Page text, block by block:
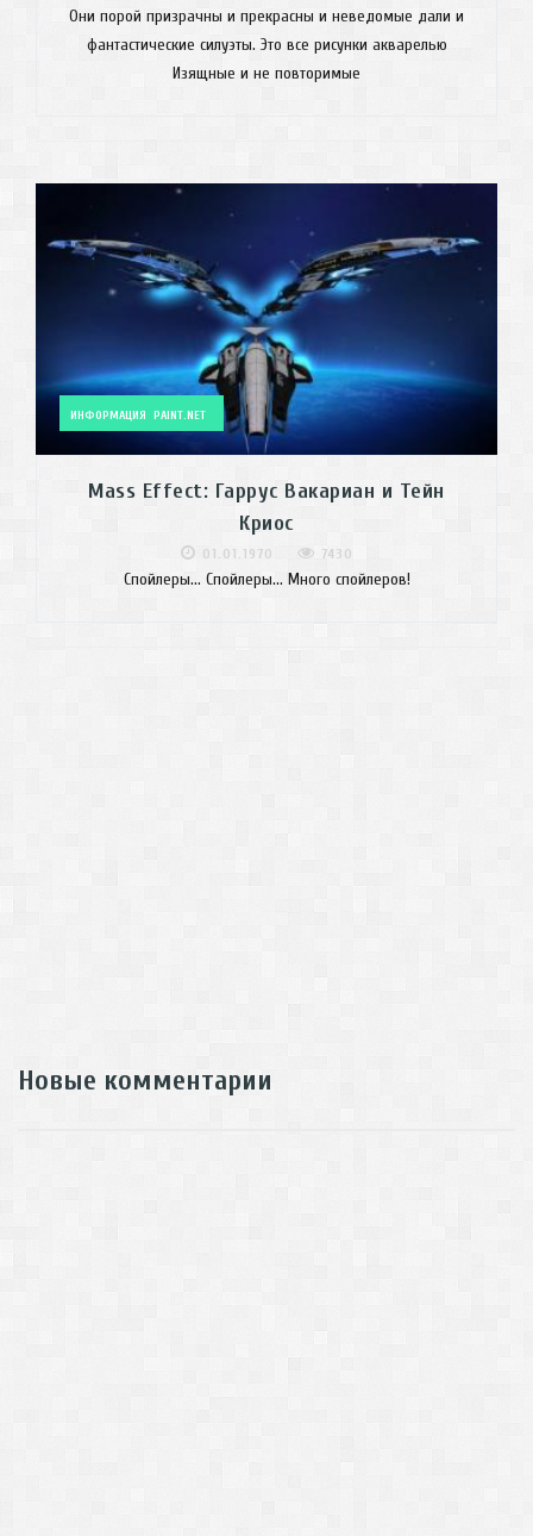
Они порой призрачны и прекрасны и неведомые дали и
фантастические силуэты. Это все рисунки акварелью
Изящные и не повторимые
ИНФОРМАЦИЯ PAINT.NET
Mass Effect: Гаррус Вакариан и Тейн
Криос
01.01.1970 7430
Спойлеры... Спойлеры... Много спойлеров!
Новые комментарии